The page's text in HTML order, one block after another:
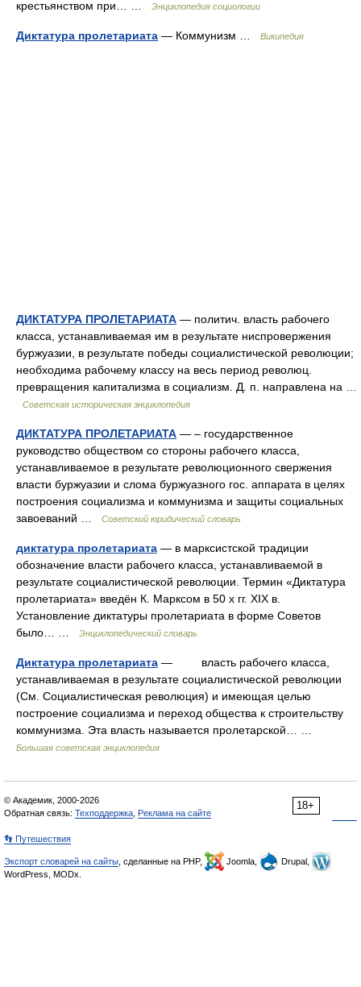
крестьянством при… … Энциклопедия социологии
Диктатура пролетариата — Коммунизм … Википедия
ДИКТАТУРА ПРОЛЕТАРИАТА — политич. власть рабочего
класса, устанавливаемая им в результате ниспровержения
буржуазии, в результате победы социалистической революции;
необходима рабочему классу на весь период революц.
превращения капитализма в социализм. Д. п. направлена на …
Советская историческая энциклопедия
ДИКТАТУРА ПРОЛЕТАРИАТА — – государственное
руководство обществом со стороны рабочего класса,
устанавливаемое в результате революционного свержения
власти буржуазии и слома буржуазного гос. аппарата в целях
построения социализма и коммунизма и защиты социальных
завоеваний …
Советский юридический словарь
диктатура пролетариата — в марксистской традиции
обозначение власти рабочего класса, устанавливаемой в
результате социалистической революции. Термин «Диктатура
пролетариата» введён К. Марксом в 50 х гг. XIX в.
Установление диктатуры пролетариата в форме Советов
было… …
Энциклопедический словарь
Диктатура пролетариата — власть рабочего класса,
устанавливаемая в результате социалистической революции
(См. Социалистическая революция) и имеющая целью
построение социализма и переход общества к строительству
коммунизма. Эта власть называется пролетарской… …
Большая советская энциклопедия
18+
© Академик, 2000-2026
Обратная связь: Техподдержка Реклама на сайте
👣 Путешествия
Экспорт словарей на сайты , сделанные на PHP, Joomla,
Drupal,
WordPress, MODx.